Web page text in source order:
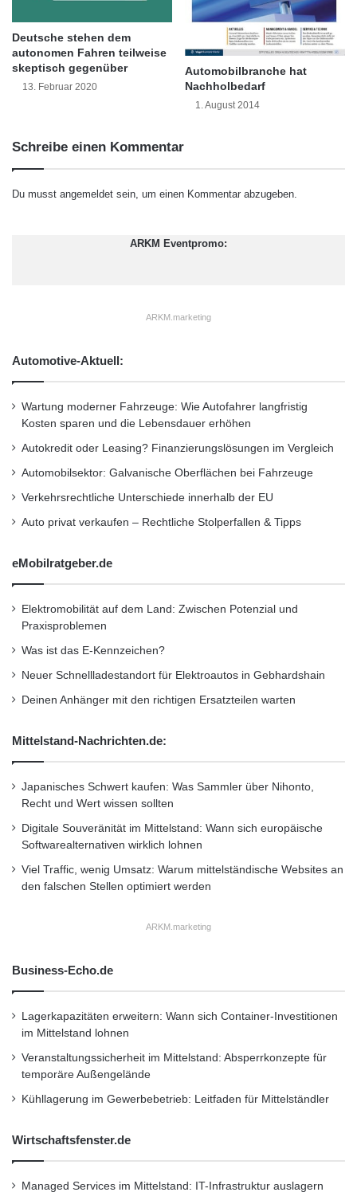
von Sekunden auf, sodass umständliche
Kippvorrichtungen entfallen. Mehrere
sunslider-Dachflächenfenster nebeneinander
oder übereinander erlauben vielfältige
Dachschrägen oder Glasdächer – Jung und Alt
genießen die Panoramasicht und dunkle
Dachgeschossräume gehören der
gestalten die Raumsituation deutlich
Hell und freundlich ist das ausgebaute
Dachgeschoss dank der großzügigen
Fenster. Mit nur einem Knopfdruck öffnen
Homeplaza/sunslider)
Kurzverweis
Firmenkommunikation
Unternehmensmeldungen
Wirtschaftsnachrichten
i
k
e
n
e
o
)
Deutsche stehen dem
autonomen Fahren teilweise
skeptisch gegenüber
13. Februar 2020
Automobilbranche hat
Nachholbedarf
1. August 2014
Schreibe einen Kommentar
Du musst angemeldet sein, um einen Kommentar abzugeben.
ARKM Eventpromo:
ARKM.marketing
Automotive-Aktuell:
Wartung moderner Fahrzeuge: Wie Autofahrer langfristig
Kosten sparen und die Lebensdauer erhöhen
Autokredit oder Leasing? Finanzierungslösungen im Vergleich
Automobilsektor: Galvanische Oberflächen bei Fahrzeuge
Verkehrsrechtliche Unterschiede innerhalb der EU
Auto privat verkaufen – Rechtliche Stolperfallen & Tipps
eMobilratgeber.de
Elektromobilität auf dem Land: Zwischen Potenzial und
Praxisproblemen
Was ist das E-Kennzeichen?
Neuer Schnellladestandort für Elektroautos in Gebhardshain
Deinen Anhänger mit den richtigen Ersatzteilen warten
Mittelstand-Nachrichten.de:
Japanisches Schwert kaufen: Was Sammler über Nihonto,
Recht und Wert wissen sollten
Digitale Souveränität im Mittelstand: Wann sich europäische
Softwarealternativen wirklich lohnen
Viel Traffic, wenig Umsatz: Warum mittelständische Websites an
den falschen Stellen optimiert werden
ARKM.marketing
Business-Echo.de
Lagerkapazitäten erweitern: Wann sich Container-Investitionen
im Mittelstand lohnen
Veranstaltungssicherheit im Mittelstand: Absperrkonzepte für
temporäre Außengelände
Kühllagerung im Gewerbebetrieb: Leitfaden für Mittelständler
Wirtschaftsfenster.de
Managed Services im Mittelstand: IT-Infrastruktur auslagern